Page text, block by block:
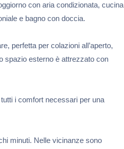
con aria condizionata, cucina
e bagno con doccia.
perfetta per colazioni all’aperto,
spazio esterno è attrezzato con
i comfort necessari per una
minuti. Nelle vicinanze sono